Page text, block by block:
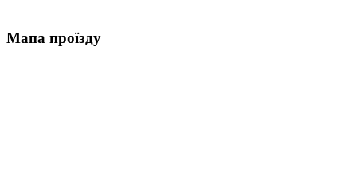
Мапа проїзду